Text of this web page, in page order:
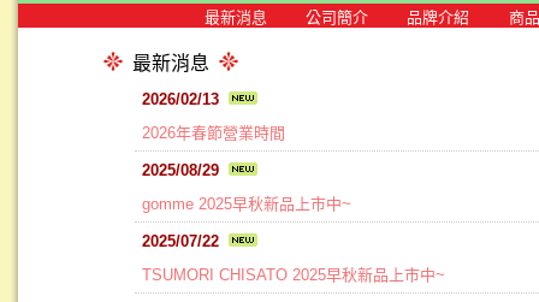
最新消息 公司簡介 品牌介紹 商
最新消息
2026/02/13
2026年春節營業時間
2025/08/29
gomme 2025早秋新品上市中~
2025/07/22
TSUMORI CHISATO 2025早秋新品上市中~